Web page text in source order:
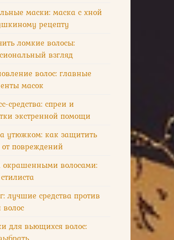
маски: маска с хной
рецепту
ломкие волосы:
взгляд
волос: главные
масок
средства: спреи и
экстренной помощи
утюжком: как защитить
повреждений
окрашенными волосами:
лучшие средства против
волос
для вьющихся волос: